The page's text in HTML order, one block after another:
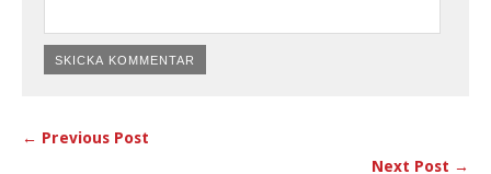
← Previous Post
Next Post →